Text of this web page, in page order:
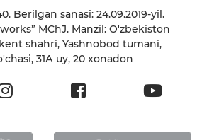
Berilgan sanasi: 24.09.2019-yil.
MChJ. Manzil: O'zbekiston
shahri, Yashnobod tumani,
31А uy, 20 xonadon